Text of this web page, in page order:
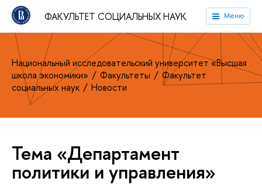
ФАКУЛЬТЕТ СОЦИАЛЬНЫХ НАУК Меню
Национальный исследовательский университет «Высшая
школа экономики»
Факультеты
Факультет
социальных наук
Новости
Тема «Департамент
политики и управления»